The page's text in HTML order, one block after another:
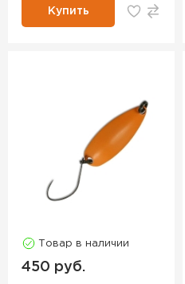
Купить
Товар в наличии
450 руб.